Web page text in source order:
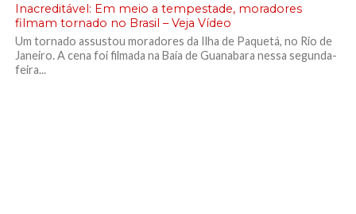
Inacreditável: Em meio a tempestade, moradores
filmam tornado no Brasil – Veja Vídeo
Um tornado assustou moradores da Ilha de Paquetá, no Rio de
Janeiro. A cena foi filmada na Baía de Guanabara nessa segunda-
feira...